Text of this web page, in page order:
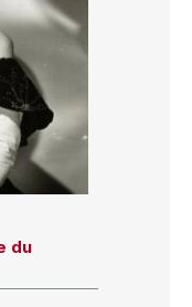
du